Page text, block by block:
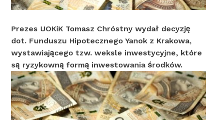
Prezes UOKiK Tomasz Chróstny wydał decyzję
dot. Funduszu Hipotecznego Yanok z Krakowa,
wystawiającego tzw. weksle inwestycyjne, które
są ryzykowną formą inwestowania środków.